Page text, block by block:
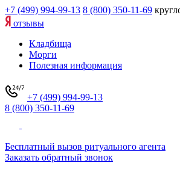
+7 (499) 994-99-13 8 (800) 350-11-69
отзывы
Кладбища
Морги
Полезная информация
+7 (499) 994-99-13
8 (800) 350-11-69
Бесплатный вызов ритуального агента
Заказать обратный звонок